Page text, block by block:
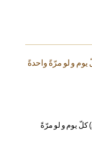
و لو مرّةً واحدةً